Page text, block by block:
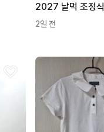
2027 날먹 조정식
2일 전